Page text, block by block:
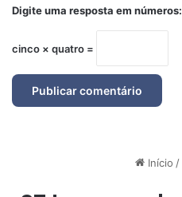
Digite uma resposta em números:
cinco × quatro =